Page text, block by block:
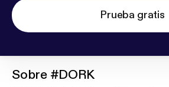
Prueba gratis
Sobre #DORK